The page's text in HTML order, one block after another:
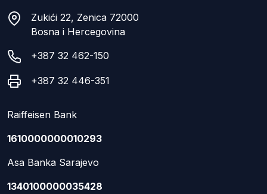
Zukići 22, Zenica 72000
Bosna i Hercegovina
+387 32 462-150
+387 32 446-351
Raiffeisen Bank
1610000000010293
Asa Banka Sarajevo
1340100000035428